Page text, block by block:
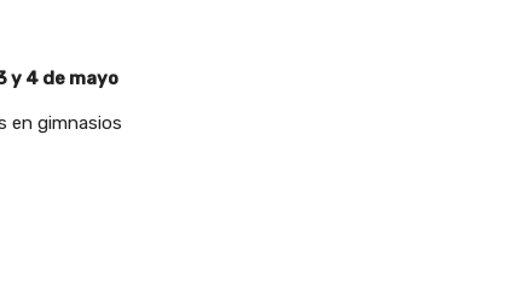
y 4 de mayo
en gimnasios